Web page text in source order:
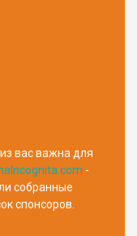
вас важна для
-
собранные
спонсоров.